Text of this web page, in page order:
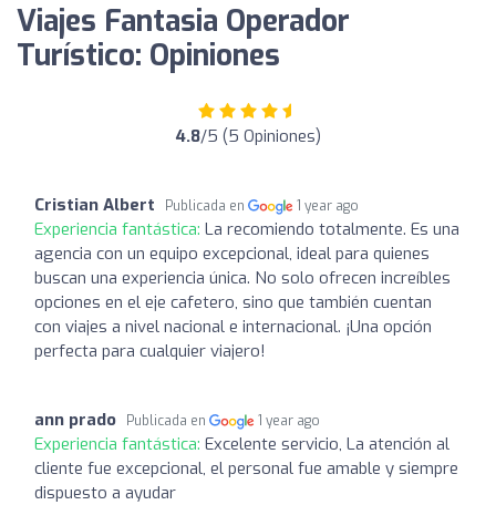
Viajes Fantasia Operador
Turístico: Opiniones
4.8/5 (5 Opiniones)
Cristian Albert Publicada en 1 year ago
Experiencia fantástica: La recomiendo totalmente. Es una
agencia con un equipo excepcional, ideal para quienes
buscan una experiencia única. No solo ofrecen increíbles
opciones en el eje cafetero, sino que también cuentan
con viajes a nivel nacional e internacional. ¡Una opción
perfecta para cualquier viajero!
ann prado Publicada en 1 year ago
Experiencia fantástica: Excelente servicio, La atención al
cliente fue excepcional, el personal fue amable y siempre
dispuesto a ayudar